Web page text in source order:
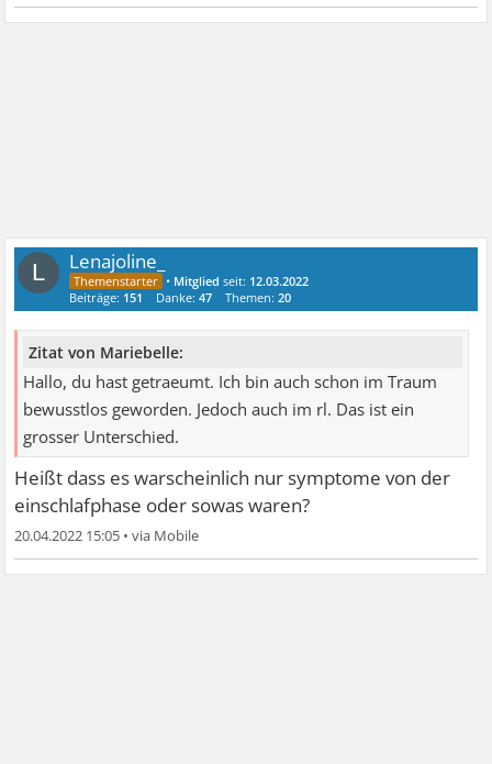
L Lenajoline_
• Mitglied seit: 12.03.2022
Beiträge: 151 Danke:47 Themen:20
Zitat von Mariebelle:
Hallo, du hast getraeumt. Ich bin auch schon im Traum
bewusstlos geworden. Jedoch auch im rl. Das ist ein
grosser Unterschied.
Heißt dass es warscheinlich nur symptome von der
einschlafphase oder sowas waren?
20.04.2022 15:05 •